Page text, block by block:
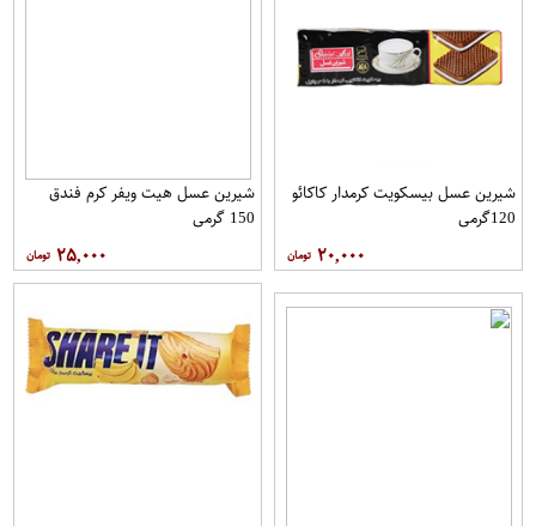
شیرین عسل بیسکویت کرمدار کاکائو
120گرمی
۲۰,۰۰۰
شیرین عسل هیت ویفر کرم فندق
150 گرمی
۲۵,۰۰۰